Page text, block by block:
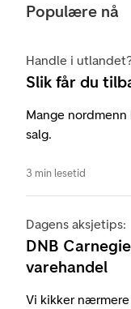
Populære nå
Handle i
Slik får du
Mange
salg.
3 min lesetid
Dagens aksjetips:
DNB
varehandel
Vi kikker nærmere